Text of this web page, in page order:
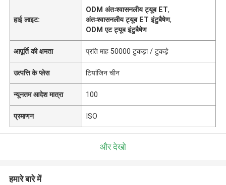
हाई लाइट:
ODM अंतःश्वासनलीय ट्यूब ET,
अंतःश्वासनलीय ट्यूब ET इंटुबैषेण,
ODM एट ट्यूब इंटुबैषेण
आपूर्ति की क्षमता प्रति माह 50000 टुकड़ा / टुकड़े
उत्पत्ति के प्लेस टियांजिन चीन
न्यूनतम आदेश मात्रा 100
प्रमाणन ISO
और देखो
हमारे बारे में